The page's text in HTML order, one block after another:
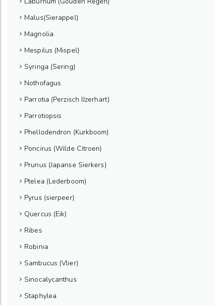
Malus(Sierappel)
Magnolia
Mespilus (Mispel)
Syringa (Sering)
Nothofagus
Parrotia (Perzisch IJzerhart)
Parrotiopsis
Phellodendron (Kurkboom)
Poncirus (Wilde Citroen)
Prunus (Japanse Sierkers)
Ptelea (Lederboom)
Pyrus (sierpeer)
Quercus (Eik)
Ribes
Robinia
Sambucus (Vlier)
Sinocalycanthus
Staphylea